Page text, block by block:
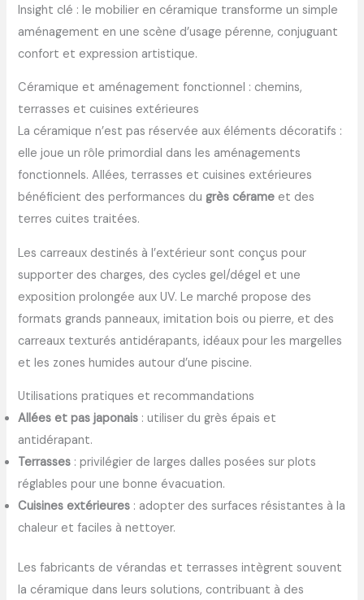
Insight clé : le mobilier en céramique transforme un simple
aménagement en une scène d’usage pérenne, conjuguant
confort et expression artistique.
Céramique et aménagement fonctionnel : chemins,
terrasses et cuisines extérieures
La céramique n’est pas réservée aux éléments décoratifs :
elle joue un rôle primordial dans les aménagements
fonctionnels. Allées, terrasses et cuisines extérieures
bénéficient des performances du grès cérame et des
terres cuites traitées.
Les carreaux destinés à l’extérieur sont conçus pour
supporter des charges, des cycles gel/dégel et une
exposition prolongée aux UV. Le marché propose des
formats grands panneaux, imitation bois ou pierre, et des
carreaux texturés antidérapants, idéaux pour les margelles
et les zones humides autour d’une piscine.
Utilisations pratiques et recommandations
Allées et pas japonais : utiliser du grès épais et
antidérapant.
Terrasses : privilégier de larges dalles posées sur plots
réglables pour une bonne évacuation.
Cuisines extérieures : adopter des surfaces résistantes à la
chaleur et faciles à nettoyer.
Les fabricants de vérandas et terrasses intègrent souvent
la céramique dans leurs solutions, contribuant à des